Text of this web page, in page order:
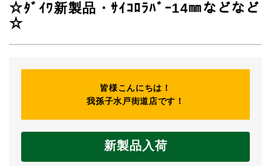
☆ﾀﾞｲﾜ新製品・ｻｲｺﾛﾗﾊﾞｰ14㎜などなど
☆
皆様こんにちは！
我孫子水戸街道店です！
新製品入荷